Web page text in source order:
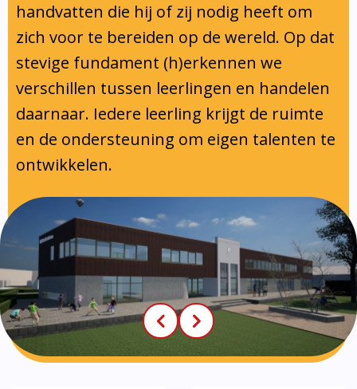
handvatten die hij of zij nodig heeft om
zich voor te bereiden op de wereld. Op dat
stevige fundament (h)erkennen we
verschillen tussen leerlingen en handelen
daarnaar. Iedere leerling krijgt de ruimte
en de ondersteuning om eigen talenten te
ontwikkelen.